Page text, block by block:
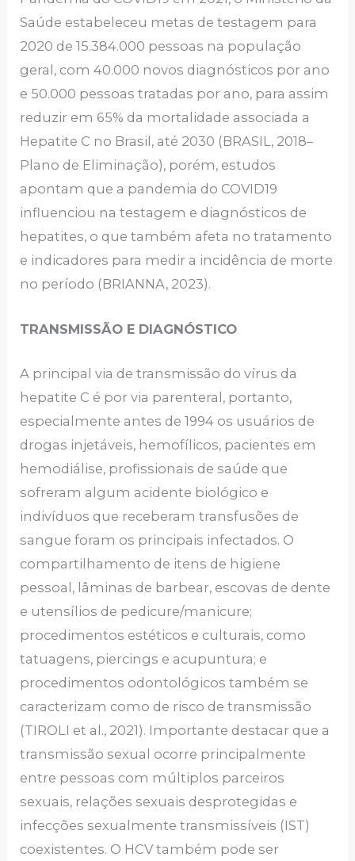
Saúde estabeleceu metas de testagem para
2020 de 15.384.000 pessoas na população
geral, com 40.000 novos diagnósticos por ano
e 50.000 pessoas tratadas por ano, para assim
reduzir em 65% da mortalidade associada a
Hepatite C no Brasil, até 2030 (BRASIL, 2018–
Plano de Eliminação), porém, estudos
apontam que a pandemia do COVID19
influenciou na testagem e diagnósticos de
hepatites, o que também afeta no tratamento
e indicadores para medir a incidência de morte
no período (BRIANNA, 2023).
TRANSMISSÃO E DIAGNÓSTICO
A principal via de transmissão do vírus da
hepatite C é por via parenteral, portanto,
especialmente antes de 1994 os usuários de
drogas injetáveis, hemofílicos, pacientes em
hemodiálise, profissionais de saúde que
sofreram algum acidente biológico e
indivíduos que receberam transfusões de
sangue foram os principais infectados. O
compartilhamento de itens de higiene
pessoal, lâminas de barbear, escovas de dente
e utensílios de pedicure/manicure;
procedimentos estéticos e culturais, como
tatuagens, piercings e acupuntura; e
procedimentos odontológicos também se
caracterizam como de risco de transmissão
(TIROLI et al., 2021). Importante destacar que a
transmissão sexual ocorre principalmente
entre pessoas com múltiplos parceiros
sexuais, relações sexuais desprotegidas e
infecções sexualmente transmissíveis (IST)
coexistentes. O HCV também pode ser